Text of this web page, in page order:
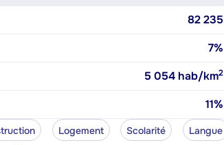
82 235
7%
5 054 hab/km2
11%
Logement Scolarité Langue